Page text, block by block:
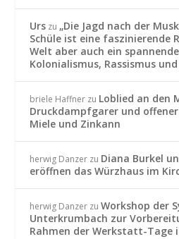
Urs zu „Die Jagd nach der
Schüle ist eine faszinierende
Welt aber auch ein
Kolonialismus, Rassismus
briele Haffner zu Loblied an den
Druckdampfgarer und
Miele und Zinkann
herwig Danzer zu Diana Burkel
eröffnen das Würzhaus im
herwig Danzer zuWorkshop der
Unterkrumbach zur
Rahmen der Werkstatt-Tage